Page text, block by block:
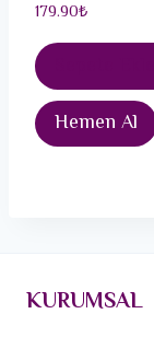
179.90₺
Hemen Al
KURUMSAL